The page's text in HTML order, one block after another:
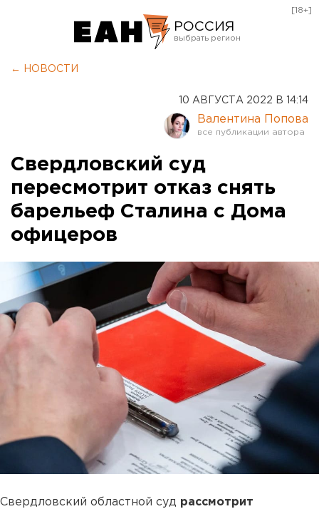
РОССИЯ
Курган
Оренбург
[18+]
← НОВОСТИ
10 АВГУСТА 2022 В 14:14
Валентина Попова
Свердловский суд
пересмотрит отказ снять
барельеф Сталина с Дома
офицеров
Свердловский областной суд рассмотрит